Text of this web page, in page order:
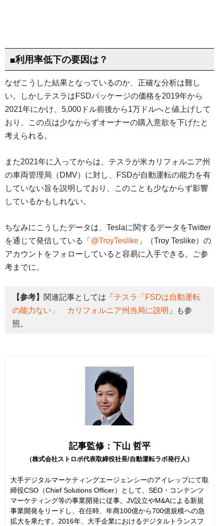
■利用率低下の要因は？
なぜこうした結果となっているのか、正確な分析は難し
い。しかしテスラはFSDパッケージの価格を2019年から
2021年にかけ、5,000ドル前後から1万ドルへと値上げして
おり、この点は少なからずオーナーの購入意欲を下げたと
考えられる。
また2021年に入ってからは、テスラが米カリフォルニア州
の車両管理局（DMV）に対し、FSDが自動運転の能力を有
していない旨を説明しており、このことも少なからず影響
しているかもしれない。
ちなみにこうしたデータは、Teslaに関するデータをTwitter
を通じて発信している「 @TroyTeslike 」（Troy Teslike）の
アカウントをフォローしていると容易に入手できる。ご参
考までに。
【参考】 関連記事としては「 テスラ「FSDは自動運転
の能力ない」 カリフォルニア州当局に説明 」も参
照。
記事監修：下山 哲平
（株式会社ストロボ代表取締役社長/自動運転ラボ発行人）
大手デジタルマーケティングエージェンシーのアイレップにて取
締役CSO（Chief Solutions Officer）として、SEO・コンテンツ
マーケティング等の事業開発に従事。JV設立やM&Aによる新規
事業開発をリードし、在任時、年商100億から700億規模への急
拡大を果たす。2016年、大手企業におけるデジタルトランスフ